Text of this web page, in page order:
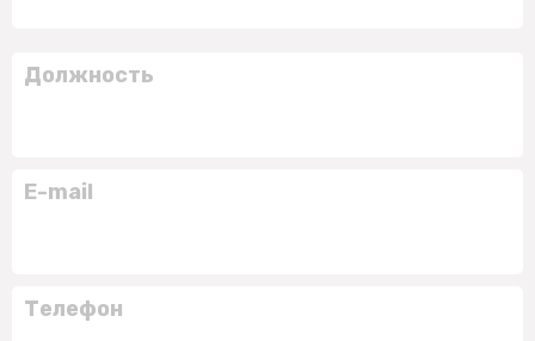
Должность
E-mail
Телефон